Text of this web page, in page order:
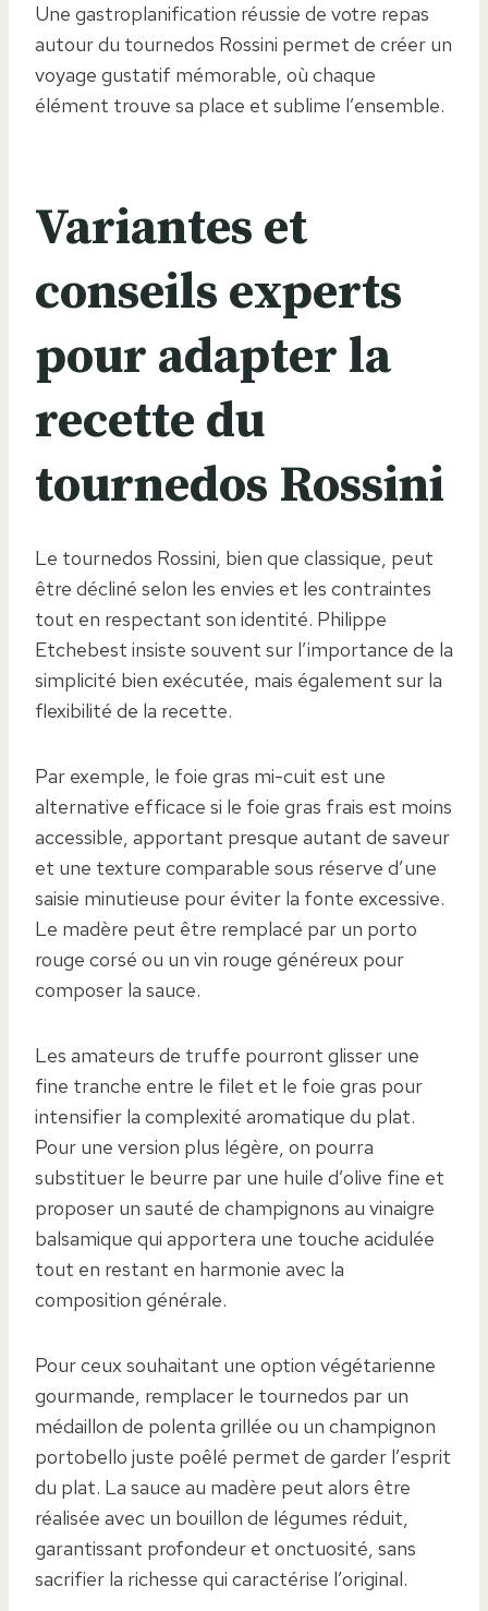
Une gastroplanification réussie de votre repas
autour du tournedos Rossini permet de créer un
voyage gustatif mémorable, où chaque
élément trouve sa place et sublime l’ensemble.
Variantes et
conseils experts
pour adapter la
recette du
tournedos Rossini
Le tournedos Rossini, bien que classique, peut
être décliné selon les envies et les contraintes
tout en respectant son identité. Philippe
Etchebest insiste souvent sur l’importance de la
simplicité bien exécutée, mais également sur la
flexibilité de la recette.
Par exemple, le foie gras mi-cuit est une
alternative efficace si le foie gras frais est moins
accessible, apportant presque autant de saveur
et une texture comparable sous réserve d’une
saisie minutieuse pour éviter la fonte excessive.
Le madère peut être remplacé par un porto
rouge corsé ou un vin rouge généreux pour
composer la sauce.
Les amateurs de truffe pourront glisser une
fine tranche entre le filet et le foie gras pour
intensifier la complexité aromatique du plat.
Pour une version plus légère, on pourra
substituer le beurre par une huile d’olive fine et
proposer un sauté de champignons au vinaigre
balsamique qui apportera une touche acidulée
tout en restant en harmonie avec la
composition générale.
Pour ceux souhaitant une option végétarienne
gourmande, remplacer le tournedos par un
médaillon de polenta grillée ou un champignon
portobello juste poêlé permet de garder l’esprit
du plat. La sauce au madère peut alors être
réalisée avec un bouillon de légumes réduit,
garantissant profondeur et onctuosité, sans
sacrifier la richesse qui caractérise l’original.